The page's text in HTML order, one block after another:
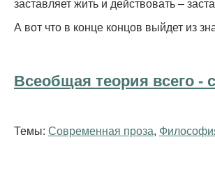
заставляет жить и действовать –
А вот что в конце концов выйдет из
Всеобщая теория всего -
Темы: Современная проза